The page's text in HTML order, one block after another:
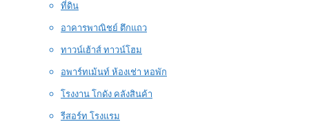
ที่ดิน
อาคารพาณิชย์ ตึกแถว
ทาวน์เฮ้าส์ ทาวน์โฮม
อพาร์ทเม้นท์ ห้องเช่า หอพัก
โรงงาน โกดัง คลังสินค้า
รีสอร์ท โรงแรม